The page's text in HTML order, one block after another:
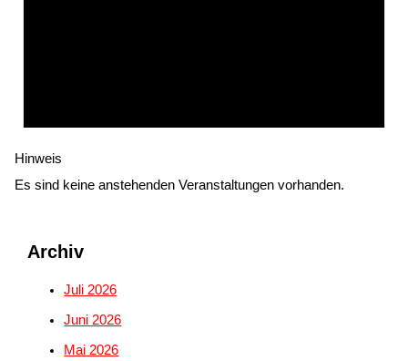
Hinweis
Es sind keine anstehenden Veranstaltungen vorhanden.
Archiv
Juli 2026
Juni 2026
Mai 2026